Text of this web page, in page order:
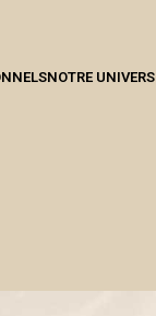
NOTRE UNIVERS